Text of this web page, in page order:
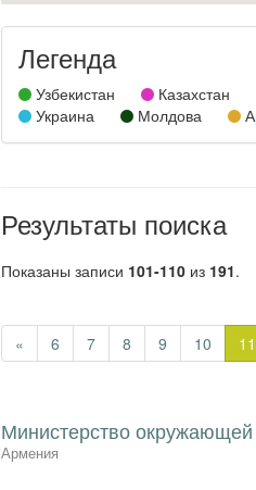
Легенда
Узбекистан Казахстан
Украина
Молдова
Результаты поиска
Показаны записи 101-110 из 191.
« 6 7 8 9 10 11
Министерство
Армения